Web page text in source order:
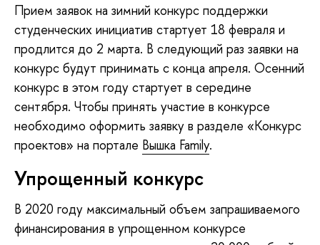
Прием заявок на зимний конкурс поддержки
студенческих инициатив стартует 18 февраля и
продлится до 2 марта. В следующий раз заявки на
конкурс будут принимать с конца апреля. Осенний
конкурс в этом году стартует в середине
сентября. Чтобы принять участие в конкурсе
необходимо оформить заявку в разделе «Конкурс
проектов» на портале Вышка Family.
Упрощенный конкурс
В 2020 году максимальный объем запрашиваемого
финансирования в упрощенном конкурсе